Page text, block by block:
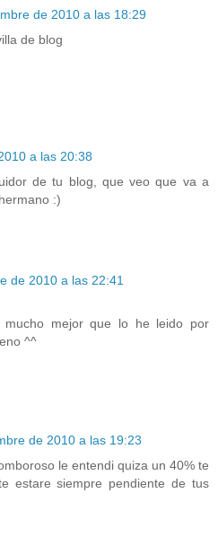
de 2010 a las 18:29
de blog
a las 20:38
de tu blog, que veo que va a
:)
de 2010 a las 22:41
mejor que lo he leido por
^^
de 2010 a las 19:23
le entendi quiza un 40% te
estare siempre pendiente de tus